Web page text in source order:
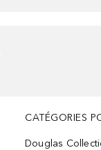
CATÉGORIES
Douglas